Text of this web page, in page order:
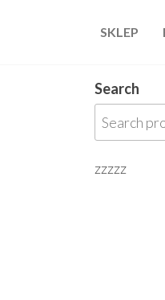
SKLEP
Search
zzzzz